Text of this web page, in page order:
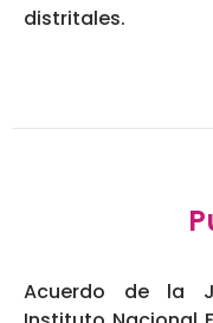
distritales.
Acuerdo de la